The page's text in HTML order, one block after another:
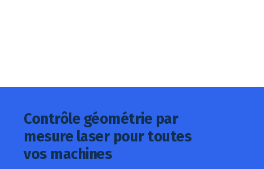
Contrôle géométrie par
mesure laser pour toutes
vos machines